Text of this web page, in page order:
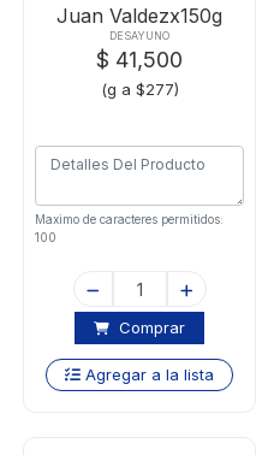
Juan Valdezx150g
DESAYUNO
$ 41,500
(g a $277)
Maximo de caracteres permitidos:
100
Comprar
Agregar a la lista